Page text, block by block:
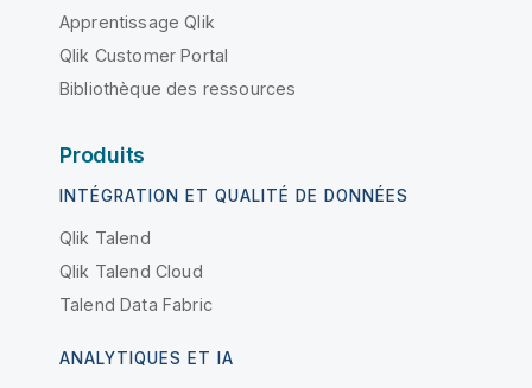
Apprentissage Qlik
Qlik Customer Portal
Bibliothèque des ressources
Produits
INTÉGRATION ET QUALITÉ DE DONNÉES
Qlik Talend
Qlik Talend Cloud
Talend Data Fabric
ANALYTIQUES ET IA